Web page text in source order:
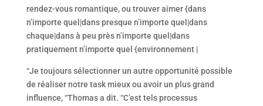
rendez-vous romantique, ou trouver aimer {dans
n’importe quel|dans presque n’importe quel|dans
chaque|dans à peu près n’importe quel|dans
pratiquement n’importe quel {environnement |
“Je toujours sélectionner un autre opportunité possible
de réaliser notre task mieux ou avoir un plus grand
influence, “Thomas a dit. “C’est tels processus